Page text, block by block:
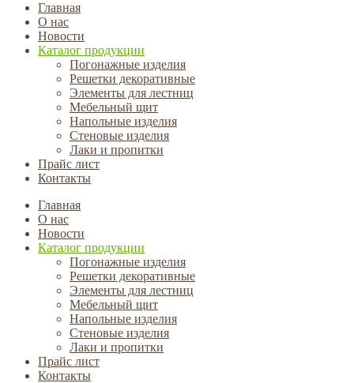
Главная
О нас
Новости
Каталог продукции
Погонажные изделия
Решетки декоративные
Элементы для лестниц
Мебельный щит
Напольные изделия
Стеновые изделия
Лаки и пропитки
Прайс лист
Контакты
Главная
О нас
Новости
Каталог продукции
Погонажные изделия
Решетки декоративные
Элементы для лестниц
Мебельный щит
Напольные изделия
Стеновые изделия
Лаки и пропитки
Прайс лист
Контакты